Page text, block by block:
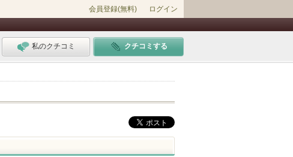
会員登録(無料) ログイン
私のクチコミ クチコミする